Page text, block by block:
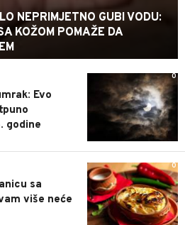
NEPRIMJETNO GUBI VODU:
KOŽOM POMAŽE DA
0
Evo
godine
0
sa
više neće